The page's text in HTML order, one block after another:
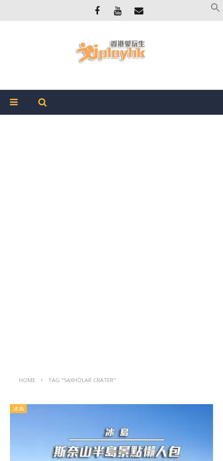
HOME TAG "SAXHÓLAR CRATER"
冰島